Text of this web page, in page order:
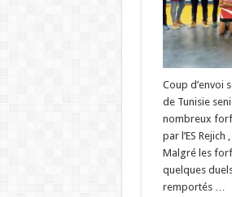
Coup d’envoi
de Tunisie
nombreux
par l’ES
Malgré les
quelques
remportés …